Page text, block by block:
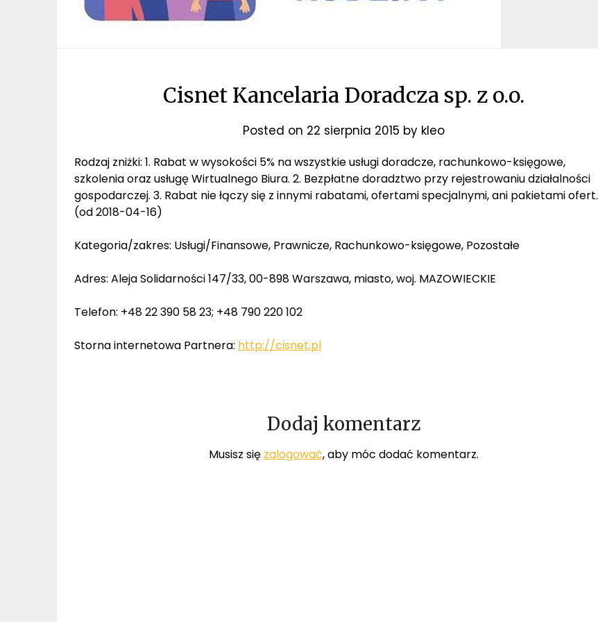
Cisnet Kancelaria Doradcza sp. z o.o.
Posted on 22 sierpnia 2015 by kleo
Rodzaj zniżki: 1. Rabat w wysokości 5% na wszystkie usługi doradcze, rachunkowo-księgowe,
szkolenia oraz usługę Wirtualnego Biura. 2. Bezpłatne doradztwo przy rejestrowaniu działalności
gospodarczej. 3. Rabat nie łączy się z innymi rabatami, ofertami specjalnymi, ani pakietami ofert.
(od 2018-04-16)
Kategoria/zakres: Usługi/Finansowe, Prawnicze, Rachunkowo-księgowe, Pozostałe
Adres: Aleja Solidarności 147/33, 00-898 Warszawa, miasto, woj. MAZOWIECKIE
Telefon: +48 22 390 58 23; +48 790 220 102
Storna internetowa Partnera: http://cisnet.pl
Dodaj komentarz
Musisz się zalogować, aby móc dodać komentarz.